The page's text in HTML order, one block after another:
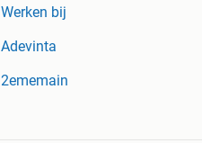
Werken bij
Adevinta
2ememain